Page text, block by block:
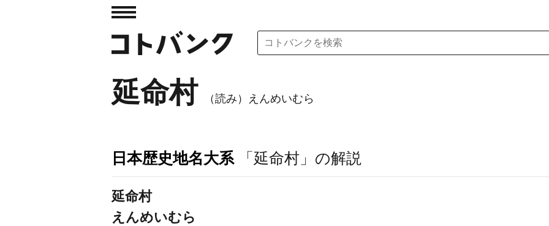
延命村 （読み）えんめいむら
日本歴史地名大系 「延命村」の解説
延命村
えんめいむら